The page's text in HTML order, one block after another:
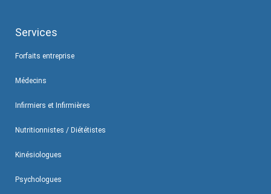
Services
Forfaits entreprise
Médecins
Infirmiers et Infirmières
Nutritionnistes / Diététistes
Kinésiologues
Psychologues